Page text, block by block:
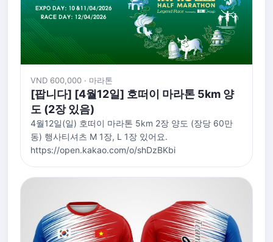
VND 600,000 · 마라톤
[팝니다] [4월12일] 호떠이 마라톤 5km 양
도 (2장 있음)
4월12일(일) 호떠이 마라톤 5km 2장 양도 (장당 60만
동) 행사티셔츠 M 1장, L 1장 있어요.
https://open.kakao.com/o/shDzBKbi